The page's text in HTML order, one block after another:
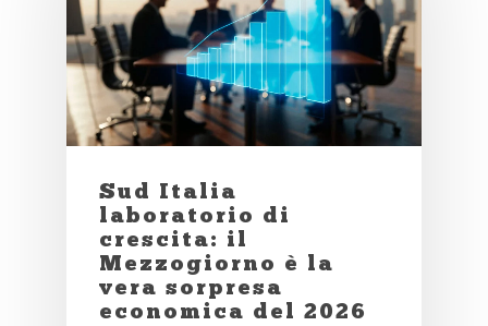
Sud Italia
laboratorio di
crescita: il
Mezzogiorno è la
vera sorpresa
economica del 2026